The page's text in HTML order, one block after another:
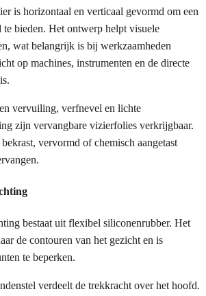
is horizontaal en verticaal gevormd om een
te bieden. Het ontwerp helpt visuele
wat belangrijk is bij werkzaamheden
op machines, instrumenten en de directe
vervuiling, verfnevel en lichte
zijn vervangbare vizierfolies verkrijgbaar.
vervormd of chemisch aangetast
bestaat uit flexibel siliconenrubber. Het
de contouren van het gezicht en is
te beperken.
verdeelt de trekkracht over het hoofd.